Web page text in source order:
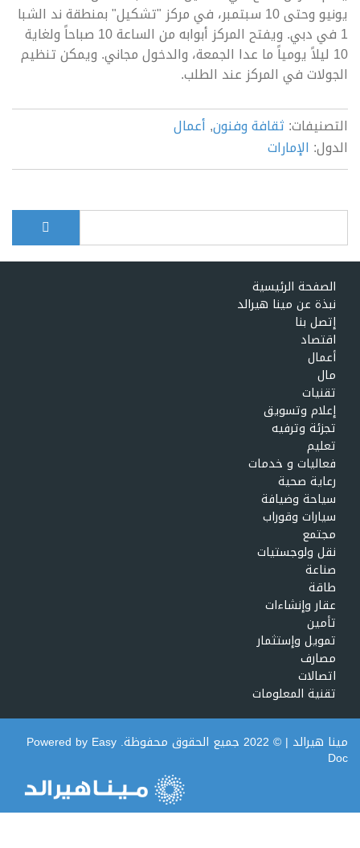
يونيو وحتى 10 سبتمبر، في مركز "تشكيل" بمنطقة ند الشبا
1 في دبي. ويفتح المركز أبوابه من الساعة 10 صباحاً ولغاية
10 ليلاً يومياً ما عدا الجمعة، والدخول مجاني. ويمكن تنظيم
الجولات في المركز عند الطلب.
التصنيفات:ثقافة وفنون,أعمال
الدول:الإمارات
Search form بحث
الصفحة الرئيسية
نبذة عن مينا هيرالد
إتصل بنا
اقتصاد
أعمال
مال
تقنيات
إعلام وتسويق
تجزئة وترفيه
تعليم
فعاليات و خدمات
رعاية صحية
سياحة وضيافة
سيارات وقوراب
مجتمع
نقل ولوجستيات
صناعة
طاقة
عقار وإنشاءات
تأمين
تمويل وإستثمار
مصارف
اتصالات
تقنية المعلومات
مينا هيرالد| © 2022 جميع الحقوق محفوظة. Powered by Easy
Doc